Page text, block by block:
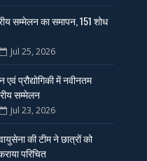
सम्मेलन का समापन, 151 शोध
Jul 25, 2026
एवं प्रौद्योगिकी में नवीनतम
सम्मेलन
Jul 23, 2026
की टीम ने छात्रों को
परिचित